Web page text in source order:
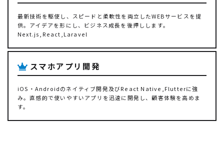
最新技術を駆使し、スピードと柔軟性を両立したWEBサービスを提
供。アイデアを形にし、ビジネス成長を後押しします。
Next.js,React,Laravel
スマホアプリ開発
iOS・Androidのネイティブ開発及びReact Native,Flutterに強
み。直感的で使いやすいアプリを迅速に開発し、顧客体験を高めま
す。